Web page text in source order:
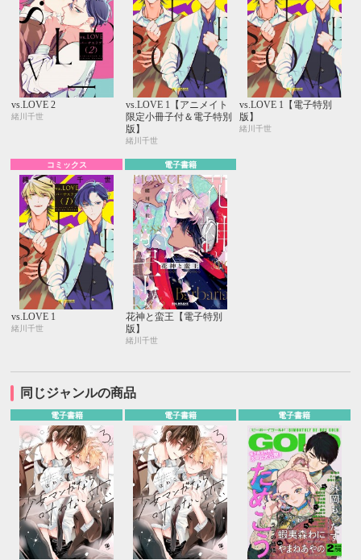
vs.LOVE 2
緒川千世
vs.LOVE 1【アニメイト
限定小冊子付＆電子特別
版】
緒川千世
vs.LOVE 1【電子特別
版】
緒川千世
コミックス
vs.LOVE 1
緒川千世
電子書籍
花神と蛮王【電子特別
版】
緒川千世
同じジャンルの商品
電子書籍 電子書籍 電子書籍